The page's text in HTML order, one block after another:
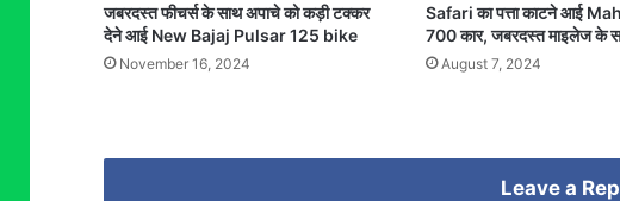
जबरदस्त फीचर्स के साथ अपाचे को कड़ी टक्कर
देने आई New Bajaj Pulsar 125 bike
November 16, 2024
Safari का पत्ता काटने आई
700 कार, जबरदस्त माइलेज के
August 7, 2024
Leave a